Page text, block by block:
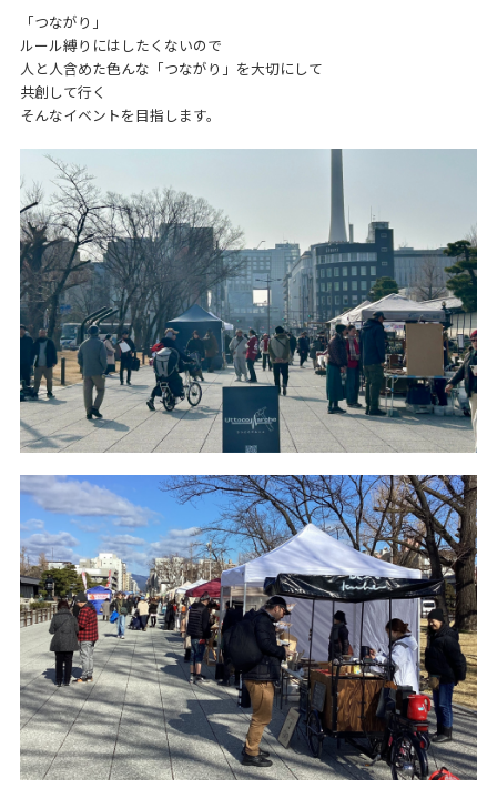
「つながり」
ルール縛りにはしたくないので
人と人含めた色んな「つながり」を大切にして
共創して行く
そんなイベントを目指します。